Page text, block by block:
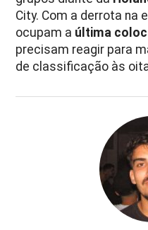
City. Com a derrota na
ocupam a última
precisam reagir para
de classificação às